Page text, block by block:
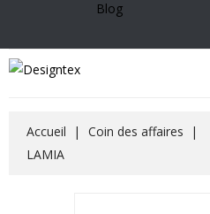
Blog
Accueil Coin des affaires
LAMIA